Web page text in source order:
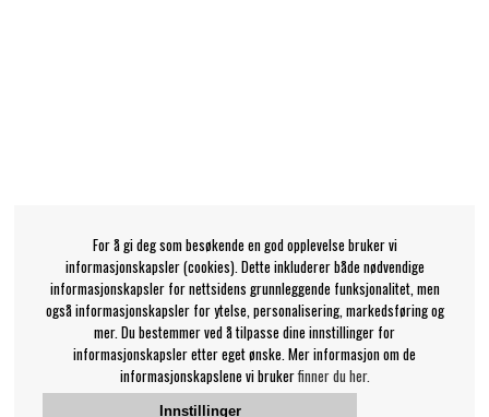
For å gi deg som besøkende en god opplevelse bruker vi
informasjonskapsler (cookies). Dette inkluderer både nødvendige
informasjonskapsler for nettsidens grunnleggende funksjonalitet, men
også informasjonskapsler for ytelse, personalisering, markedsføring og
mer. Du bestemmer ved å tilpasse dine innstillinger for
informasjonskapsler etter eget ønske. Mer informasjon om de
informasjonskapslene vi brukerfinner du her.
Innstillinger